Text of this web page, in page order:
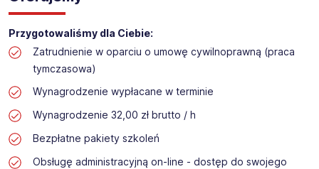
Przygotowaliśmy dla Ciebie:
Zatrudnienie w oparciu o umowę cywilnoprawną (praca
tymczasowa)
Wynagrodzenie wypłacane w terminie
Wynagrodzenie 32,00 zł brutto / h
Bezpłatne pakiety szkoleń
Obsługę administracyjną on-line - dostęp do swojego